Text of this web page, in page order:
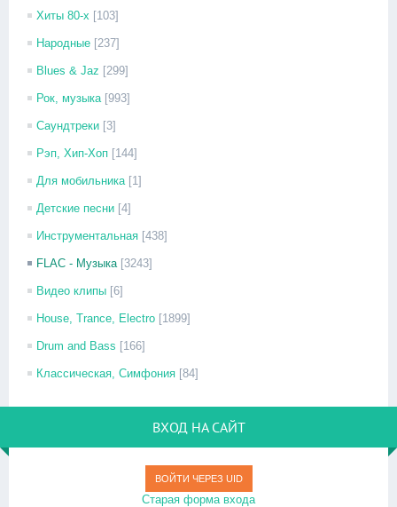
Хиты 80-х [103]
Народные [237]
Blues & Jaz [299]
Рок, музыка [993]
Саундтреки [3]
Рэп, Хип-Хоп [144]
Для мобильника [1]
Детские песни [4]
Инструментальная [438]
FLAC - Музыка [3243]
Видео клипы [6]
House, Trance, Electro [1899]
Drum and Bass [166]
Классическая, Симфония [84]
ВХОД НА САЙТ
ВОЙТИ ЧЕРЕЗ UID
Старая форма входа